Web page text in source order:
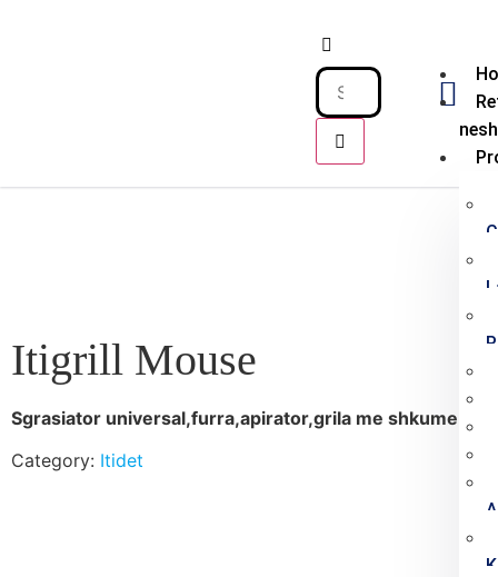
nesh
Itigrill Mouse
Sgrasiator universal,furra,apirator,grila me shkume
Category: Itidet